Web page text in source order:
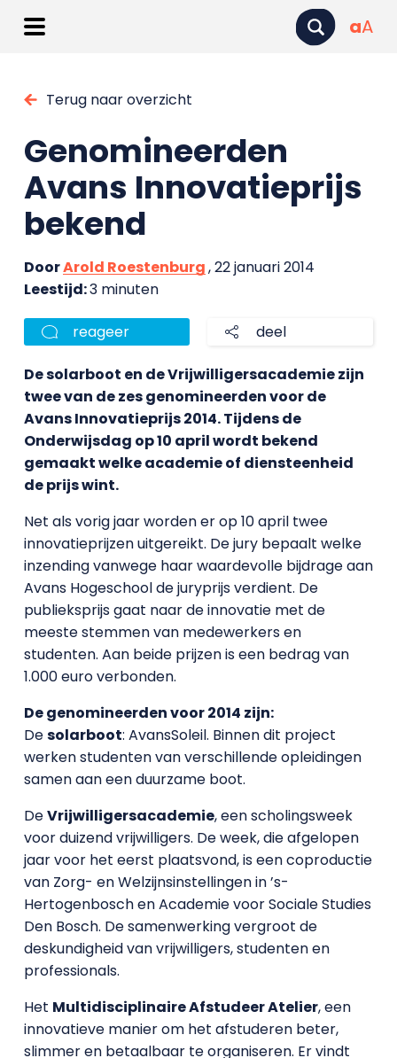
aA
Terug naar overzicht
Genomineerden
Avans Innovatieprijs
bekend
DoorArold Roestenburg, 22 januari 2014
Leestijd:3 minuten
reageer deel
De solarboot en de Vrijwilligersacademie zijn
twee van de zes genomineerden voor de
Avans Innovatieprijs 2014. Tijdens de
Onderwijsdag op 10 april wordt bekend
gemaakt welke academie of diensteenheid
de prijs wint.
Net als vorig jaar worden er op 10 april twee
innovatieprijzen uitgereikt. De jury bepaalt welke
inzending vanwege haar waardevolle bijdrage aan
Avans Hogeschool de juryprijs verdient. De
publieksprijs gaat naar de innovatie met de
meeste stemmen van medewerkers en
studenten. Aan beide prijzen is een bedrag van
1.000 euro verbonden.
De genomineerden voor 2014 zijn:
Desolarboot: AvansSoleil. Binnen dit project
werken studenten van verschillende opleidingen
samen aan een duurzame boot.
DeVrijwilligersacademie, een scholingsweek
voor duizend vrijwilligers. De week, die afgelopen
jaar voor het eerst plaatsvond, is een coproductie
van Zorg- en Welzijnsinstellingen in ’s-
Hertogenbosch en Academie voor Sociale Studies
Den Bosch. De samenwerking vergroot de
deskundigheid van vrijwilligers, studenten en
professionals.
Het Multidisciplinaire Afstudeer Atelier, een
innovatieve manier om het afstuderen beter,
slimmer en betaalbaar te organiseren. Er vindt